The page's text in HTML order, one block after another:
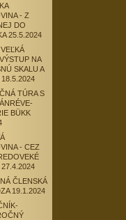
- Z
DO
25.5.2024
NA
SKALU A
TÚRA S
BÜKK
- CEZ
27.4.2024
ČLENSKÁ
19.1.2024